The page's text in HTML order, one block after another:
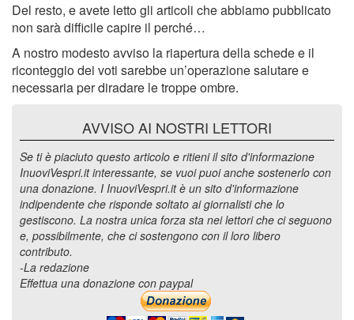
Del resto, e avete letto gli articoli che abbiamo pubblicato
non sarà difficile capire il perché…
A nostro modesto avviso la riapertura della schede e il
riconteggio dei voti sarebbe un’operazione salutare e
necessaria per diradare le troppe ombre.
AVVISO AI NOSTRI LETTORI
Se ti è piaciuto questo articolo e ritieni il sito d'informazione
InuoviVespri.it interessante, se vuoi puoi anche sostenerlo con
una donazione. I InuoviVespri.it è un sito d'informazione
indipendente che risponde soltato ai giornalisti che lo
gestiscono. La nostra unica forza sta nei lettori che ci seguono
e, possibilmente, che ci sostengono con il loro libero
contributo.
-La redazione
Effettua una donazione con paypal